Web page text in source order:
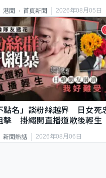
港聞 首頁新聞 2026年08月05日
點名」談粉絲越界 日女死
擊 掛繩開直播道歉後輕生
新聞熱話 2026年08月06日